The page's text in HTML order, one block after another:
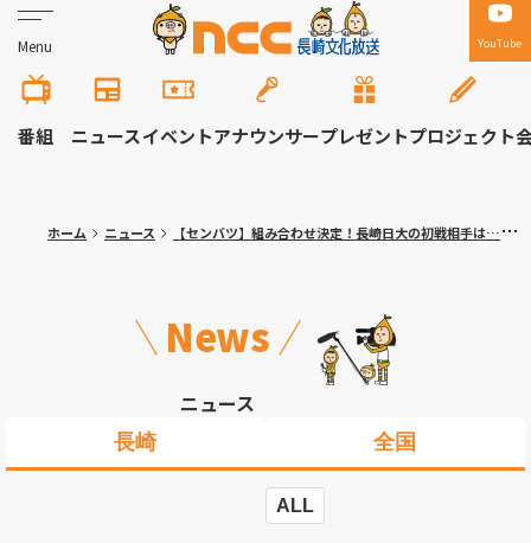
Menu YouTube
番組 ニュースイベントアナウンサープレゼントプロジェクト
ホーム ニュース 【センバツ】組み合わせ決定！長崎日大の初戦相手は…清峰高校で日本一の経験ある監督が率いる山梨学院 長崎西は滋賀学園と対戦
News
ニュース
長崎 全国
ALL